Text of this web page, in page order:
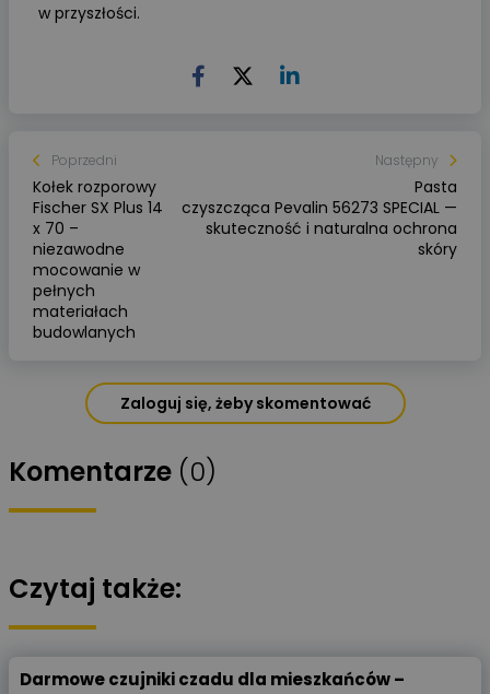
w przyszłości.
Poprzedni
Kołek rozporowy
Fischer SX Plus 14
x 70 –
niezawodne
mocowanie w
pełnych
materiałach
budowlanych
Następny
Pasta
czyszcząca Pevalin 56273 SPECIAL —
skuteczność i naturalna ochrona
skóry
Zaloguj się, żeby skomentować
Komentarze (0)
Czytaj także:
Darmowe czujniki czadu dla mieszkańców –